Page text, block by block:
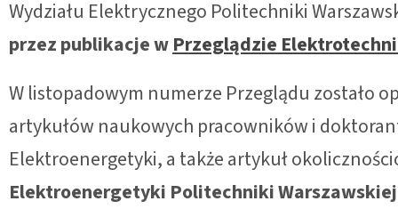
Wydziału Elektrycznego Politechniki
przez publikacje wPrzeglądzie
W listopadowym numerze Przeglądu zostało
artykułów naukowych pracowników i
Elektroenergetyki, a także artykuł
Elektroenergetyki Politechniki